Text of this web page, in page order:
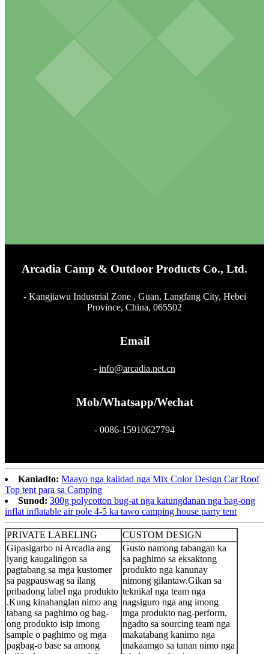
Arcadia Camp & Outdoor Products Co., Ltd.
- Kangjiawu Industrial Zone , Guan, Langfang City, Hebei
Province, China, 065502
Email
- info@arcadia.net.cn
Mob/Whatsapp/Wechat
- 0086-15910627794
Kaniadto: Maayo nga kalidad nga Mix Color Design Car Roof
Top tent para sa Camping
Sunod: 300g polycotton bug-at nga katungdanan nga bag-ong
inflat inflatable air pole 4-5 ka tawo camping house party tent
PRIVATE LABELING
CUSTOM DESIGN
Gipasigarbo ni Arcadia ang
iyang kaugalingon sa
pagtabang sa mga kustomer
sa pagpauswag sa ilang
pribadong label nga produkto
.Kung kinahanglan nimo ang
tabang sa paghimo og bag-
ong produkto isip imong
sample o paghimo og mga
pagbag-o base sa among
Gusto namong tabangan ka
sa paghimo sa eksaktong
produkto nga kanunay
nimong gilantaw.Gikan sa
teknikal nga team nga
nagsiguro nga ang imong
mga produkto nag-perform,
ngadto sa sourcing team nga
makatabang kanimo nga
makaamgo sa tanan nimo nga